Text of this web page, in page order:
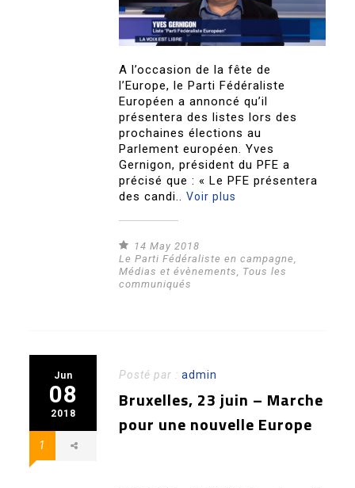
A l’occasion de la fête de
l’Europe, le Parti Fédéraliste
Européen a annoncé qu’il
présentera des listes lors des
prochaines élections au
Parlement européen. Yves
Gernigon, président du PFE a
précisé que : « Le PFE présentera
des candi..Voir plus
14 May 2018
Le Parti Fédéraliste en campagne,
Médias et évènements, Tous les
communiqués
Jun
08
2018
1
Posté par :admin
Bruxelles, 23 juin – Marche
pour une nouvelle Europe